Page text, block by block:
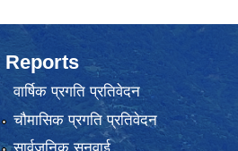
Reports
वार्षिक प्रगति प्रतिवेदन
चौमासिक प्रगति प्रतिवेदन